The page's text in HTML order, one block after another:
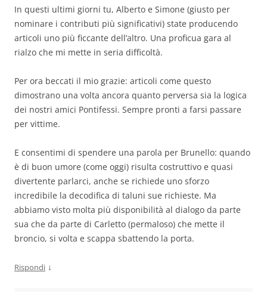
In questi ultimi giorni tu, Alberto e Simone (giusto per
nominare i contributi più significativi) state producendo
articoli uno più ficcante dell’altro. Una proficua gara al
rialzo che mi mette in seria difficoltà.
Per ora beccati il mio grazie: articoli come questo
dimostrano una volta ancora quanto perversa sia la logica
dei nostri amici Pontifessi. Sempre pronti a farsi passare
per vittime.
E consentimi di spendere una parola per Brunello: quando
è di buon umore (come oggi) risulta costruttivo e quasi
divertente parlarci, anche se richiede uno sforzo
incredibile la decodifica di taluni sue richieste. Ma
abbiamo visto molta più disponibilità al dialogo da parte
sua che da parte di Carletto (permaloso) che mette il
broncio, si volta e scappa sbattendo la porta.
Rispondi ↓